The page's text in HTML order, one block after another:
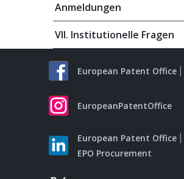
Anmeldungen
VII. Institutionelle Fragen
European Patent Office
EuropeanPatentOffice
European Patent Office
EPO Procurement